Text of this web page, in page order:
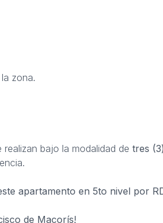
zona.
bajo la modalidad de tres
apartamento en 5to nivel por
de Macorís!